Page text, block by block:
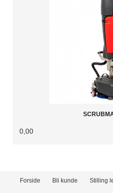
0,00
Forside Bli kunde Stilling